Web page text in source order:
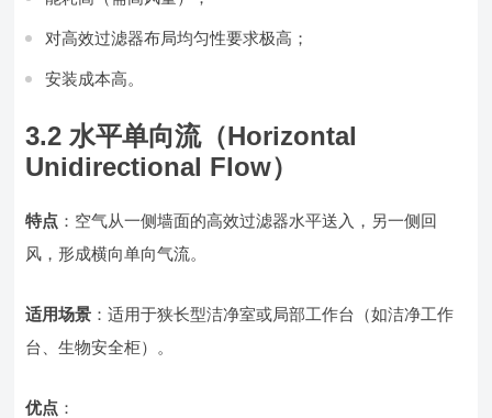
对高效过滤器布局均匀性要求极高；
安装成本高。
3.2 水平单向流（Horizontal
Unidirectional Flow）
特点 ：空气从一侧墙面的高效过滤器水平送入，另一侧回
风，形成横向单向气流。
适用场景 ：适用于狭长型洁净室或局部工作台（如洁净工作
台、生物安全柜）。
优点 ：